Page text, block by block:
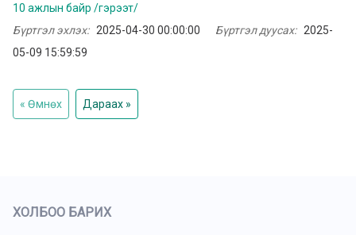
10 ажлын байр /гэрээт/
Бүртгэл эхлэх: 2025-04-30 00:00:00 Бүртгэл дуусах: 2025-
05-09 15:59:59
« Өмнөх Дараах »
ХОЛБОО БАРИХ